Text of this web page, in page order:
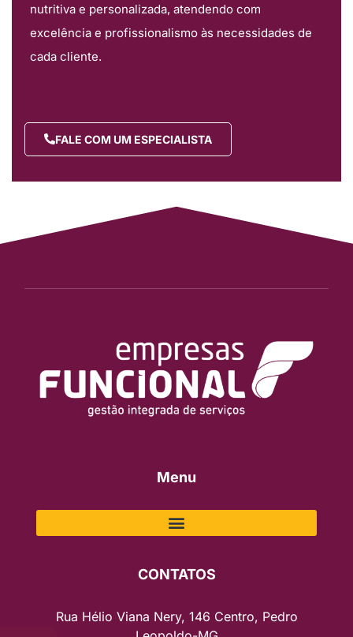
nutritiva e personalizada, atendendo com
excelência e profissionalismo às necessidades de
cada cliente.
FALE COM UM ESPECIALISTA
Menu
CONTATOS
Rua Hélio Viana Nery, 146 Centro, Pedro